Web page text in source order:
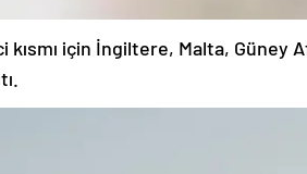
kısmı için İngiltere, Malta,